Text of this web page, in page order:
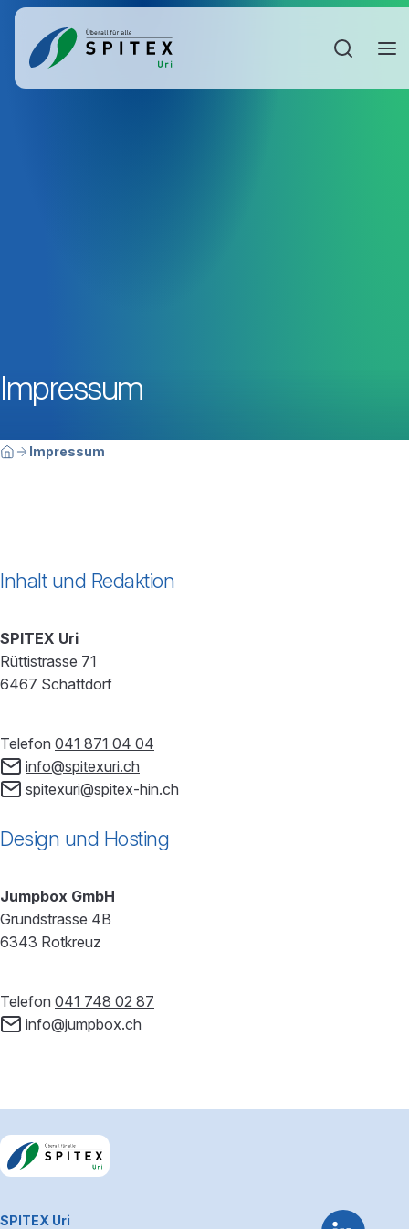
Impressum
Breadcrumbnavigation
Sie befinden sich hier:
HomeImpressum
Inhalt und Redaktion
SPITEX Uri
Rüttistrasse 71
6467 Schattdorf
Telefon 041 871 04 04
info@spitexuri.ch
spitexuri@spitex-hin.ch
Design und Hosting
Jumpbox GmbH
Grundstrasse 4B
6343 Rotkreuz
Telefon 041 748 02 87
info@jumpbox.ch
Footerbereich
~Kontaktinformationen
SPITEX Uri